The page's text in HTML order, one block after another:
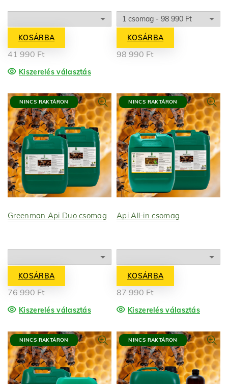
KOSÁRBA
41 990 Ft
Kiszerelés választás
KOSÁRBA
98 990 Ft
NINCS RAKTÁRON
Greenman Api Duo csomag
KOSÁRBA
76 990 Ft
Kiszerelés választás
NINCS RAKTÁRON
Api All-in csomag
KOSÁRBA
87 990 Ft
Kiszerelés választás
NINCS RAKTÁRON NINCS RAKTÁRON